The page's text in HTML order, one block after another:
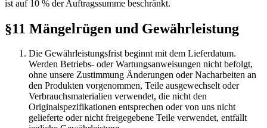
ist auf 10 % der Auftragssumme beschränkt.
§11 Mängelrügen und Gewährleistung
Die Gewährleistungsfrist beginnt mit dem Lieferdatum.
Werden Betriebs- oder Wartungsanweisungen nicht befolgt,
ohne unsere Zustimmung Änderungen oder Nacharbeiten an
den Produkten vorgenommen, Teile ausgewechselt oder
Verbrauchsmaterialien verwendet, die nicht den
Originalspezifikationen entsprechen oder von uns nicht
gelieferte oder nicht freigegebene Teile verwendet, entfällt